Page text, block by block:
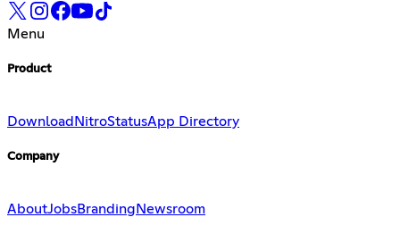
Menu
Product
Download NitroStatusApp Directory
Company
AboutJobsBranding Newsroom